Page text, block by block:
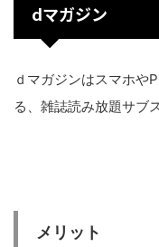
dマガジン
ｄマガジンはスマホや
る、雑誌読み放題サブ
メリット